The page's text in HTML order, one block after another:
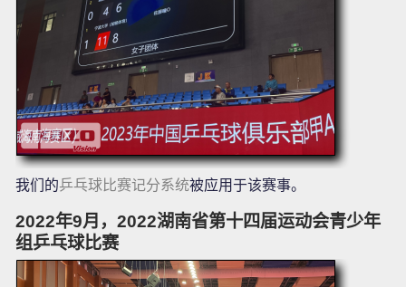
我们的乒乓球比赛记分系统被应用于该赛事。
2022年9月，2022湖南省第十四届运动会青少年
组乒乓球比赛